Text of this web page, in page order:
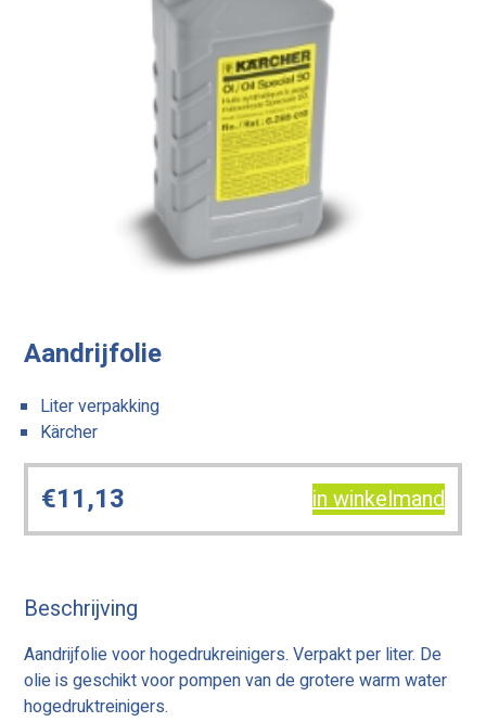
Aandrijfolie
Liter verpakking
Kärcher
€11,13 in winkelmand
Beschrijving
Aandrijfolie voor hogedrukreinigers. Verpakt per liter. De
olie is geschikt voor pompen van de grotere warm water
hogedruktreinigers.